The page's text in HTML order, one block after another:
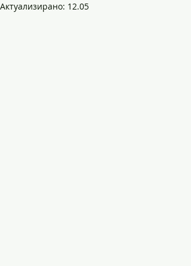
Актуализирано: 12.05